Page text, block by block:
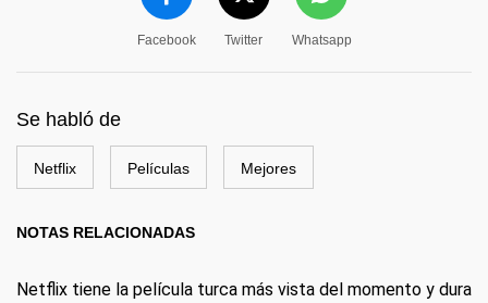
Facebook Twitter Whatsapp
Se habló de
Netflix Películas Mejores
NOTAS RELACIONADAS
Netflix tiene la película turca más vista del momento y dura